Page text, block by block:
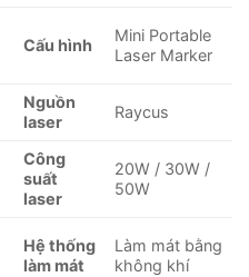
Cấu hình
Mini Portable
Laser Marker
Nguồn
laser
Raycus
Công
suất
laser
20W / 30W /
50W
Hệ thống
làm mát
Làm mát bằng
không khí